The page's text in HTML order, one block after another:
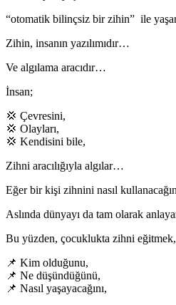
“otomatik bilinçsiz bir zihin” ile
Zihin, insanın yazılımıdır…
Ve algılama aracıdır…
İnsan;
💢 Çevresini,
💢 Olayları,
💢 Kendisini bile,
Zihni aracılığıyla algılar…
Eğer bir kişi zihnini nasıl
Aslında dünyayı da tam olarak
Bu yüzden, çocuklukta zihni
📌 Kim olduğunu,
📌 Ne düşündüğünü,
📌 Nasıl yaşayacağını,